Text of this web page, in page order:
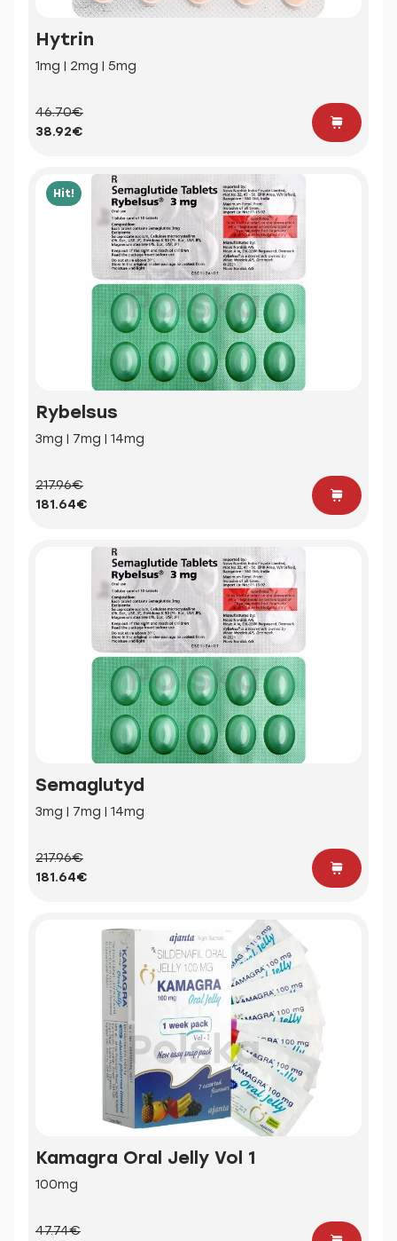
Hytrin
1mg | 2mg | 5mg
46.70€
38.92€
Hit!
Rybelsus
3mg | 7mg | 14mg
217.96€
181.64€
Semaglutyd
3mg | 7mg | 14mg
217.96€
181.64€
Kamagra Oral Jelly Vol 1
100mg
47.74€